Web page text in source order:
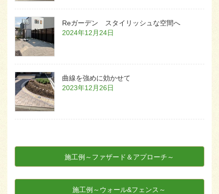
Reガーデン スタイリッシュな空間へ
2024年12月24日
曲線を強めに効かせて
2023年12月26日
施工例～ファザード＆アプローチ～
施工例～ウォール&フェンス～